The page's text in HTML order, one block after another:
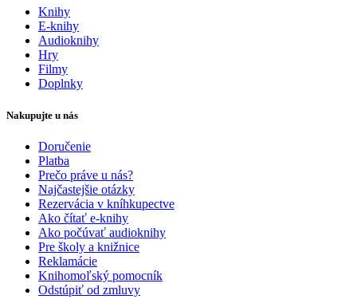
Knihy
E-knihy
Audioknihy
Hry
Filmy
Doplnky
Nakupujte u nás
Doručenie
Platba
Prečo práve u nás?
Najčastejšie otázky
Rezervácia v kníhkupectve
Ako čítať e-knihy
Ako počúvať audioknihy
Pre školy a knižnice
Reklamácie
Knihomoľský pomocník
Odstúpiť od zmluvy